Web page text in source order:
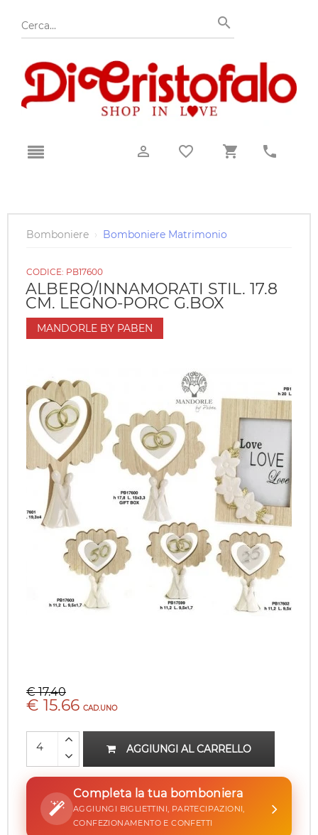
Bomboniere › Bomboniere Matrimonio
CODICE: PB17600
ALBERO/INNAMORATI STIL. 17.8
CM. LEGNO-PORC G.BOX
MANDORLE BY PABEN
€ 17.40
€ 15.66 CAD.UNO
AGGIUNGI AL CARRELLO
Completa la tua bomboniera
AGGIUNGI BIGLIETTINI, PARTECIPAZIONI,
CONFEZIONAMENTO E CONFETTI